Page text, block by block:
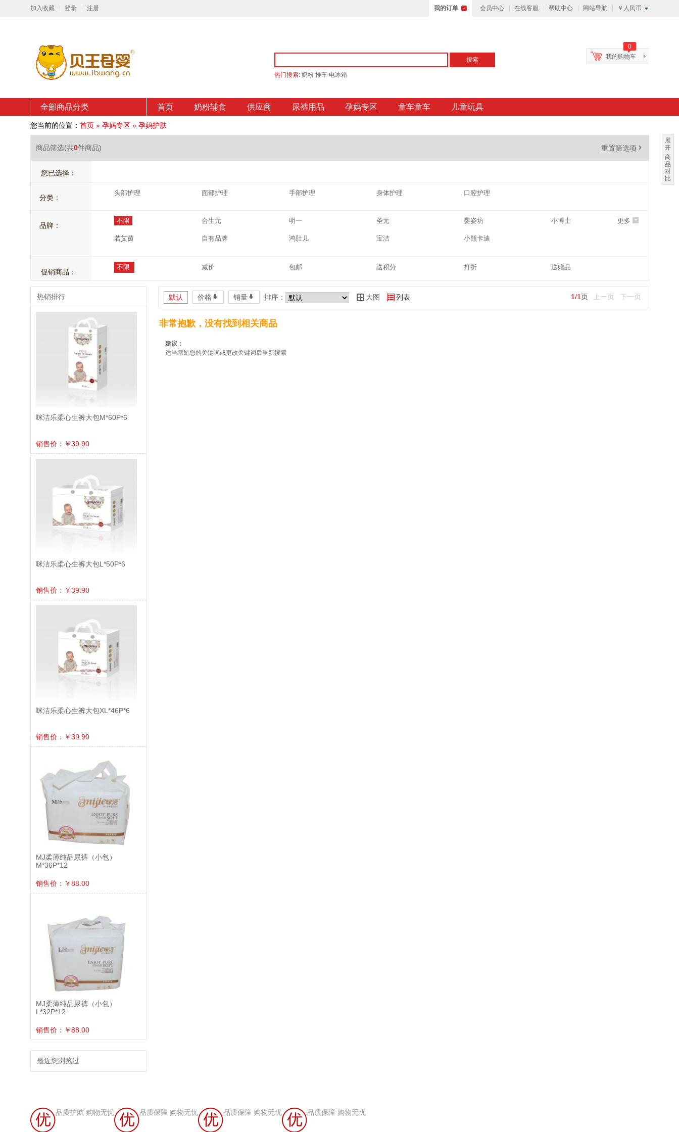
加入收藏 登录 注册 我的订单 会员中心 在线客服 帮助中心 网站导航 ￥人民币
搜索
热门搜索: 奶粉 推车 电冰箱
0
我的购物车
全部商品分类 首页 奶粉辅食 供应商 尿裤用品 孕妈专区 童车童车 儿童玩具
您当前的位置： 首页 » 孕妈专区 » 孕妈护肤
商品筛选(共0件商品) 重置筛选项 '
您已选择：
分类：
头部护理 面部护理 手部护理 身体护理 口腔护理
品牌：
更多 6
不限 合生元 明一 圣元 婴姿坊 小博士
若艾茵 自有品牌 鸿肚儿 宝洁 小熊卡迪
促销商品：
不限 减价 包邮 送积分 打折 送赠品
默认 价格 * 销量* 排序： Y 大图 Z 列表 1/1页 上一页 下一页
非常抱歉，没有找到相关商品
建议：
适当缩短您的关键词或更改关键词后重新搜索
展
开
商
品
对
比
热销排行
咪洁乐柔心生裤大包M*60P*6
销售价：￥39.90
咪洁乐柔心生裤大包L*50P*6
销售价：￥39.90
咪洁乐柔心生裤大包XL*46P*6
销售价：￥39.90
MJ柔薄纯品尿裤（小包）
M*36P*12
销售价：￥88.00
MJ柔薄纯品尿裤（小包）
L*32P*12
销售价：￥88.00
最近您浏览过
品质护航 购物无忧 品质保障 购物无忧 品质保障 购物无忧 品质保障 购物无忧